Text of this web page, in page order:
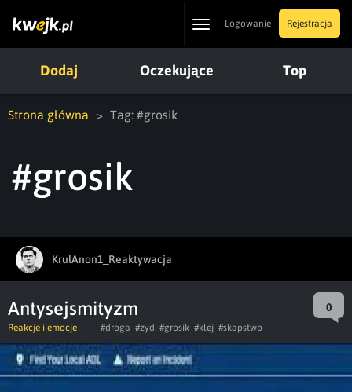
ToggleLogowanie Rejestracja
Dodaj Oczekujące Top
Strona główna Tag: #grosik
#grosik
KrulAnon1_Reaktywacja
Antysejsmityzm 0
Reakcje i emocje #droga #zyd #grosik #klej #skapstwo